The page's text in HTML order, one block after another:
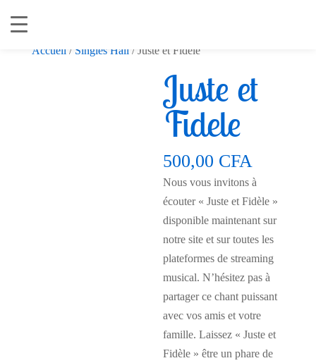
Accueil / Singles Hali / Juste et Fidele
Juste et
Fidele
500,00 CFA
Nous vous invitons à
écouter « Juste et Fidèle »
disponible maintenant sur
notre site et sur toutes les
plateformes de streaming
musical. N’hésitez pas à
partager ce chant puissant
avec vos amis et votre
famille. Laissez « Juste et
Fidèle » être un phare de